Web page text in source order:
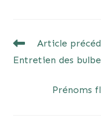
READ
ARTICLES
Article
Entretien des
Prénoms